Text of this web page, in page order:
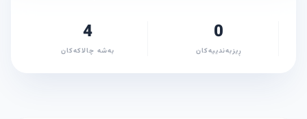
0
ڕیزبەندییەکان
4
بەشە چالاکەکان